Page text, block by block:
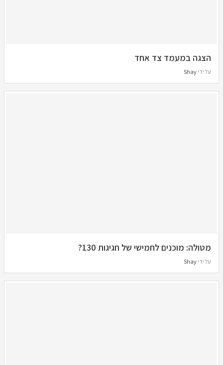
הצגה במעמד צד אחד
על ידי Shay
מטולה: מוכנים לחמישי של חגיגות 130?
על ידי Shay